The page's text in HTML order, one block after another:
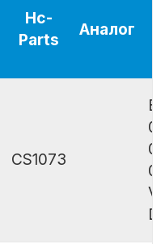
Hc-
Parts
Аналог
CS1073